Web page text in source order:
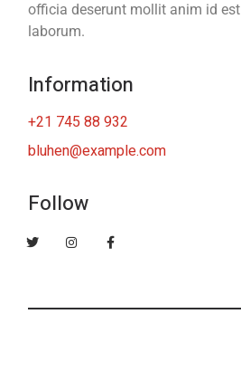
officia deserunt mollit anim id est
laborum.
Information
+21 745 88 932
bluhen@example.com
Follow